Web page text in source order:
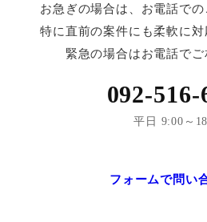
お急ぎの場合は、お電話での
特に直前の案件にも柔軟に対
緊急の場合はお電話でご
092-516-
平日 9:00～
フォームで問い